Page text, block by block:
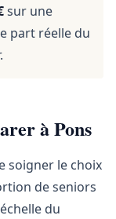
sur une
part réelle du
à Pons
soigner le choix
de seniors
du